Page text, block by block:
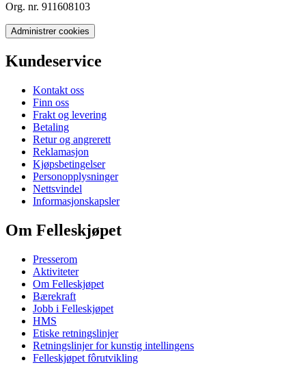
Org. nr. 911608103
Administrer cookies
Kundeservice
Kontakt oss
Finn oss
Frakt og levering
Betaling
Retur og angrerett
Reklamasjon
Kjøpsbetingelser
Personopplysninger
Nettsvindel
Informasjonskapsler
Om Felleskjøpet
Presserom
Aktiviteter
Om Felleskjøpet
Bærekraft
Jobb i Felleskjøpet
HMS
Etiske retningslinjer
Retningslinjer for kunstig intellingens
Felleskjøpet fôrutvikling